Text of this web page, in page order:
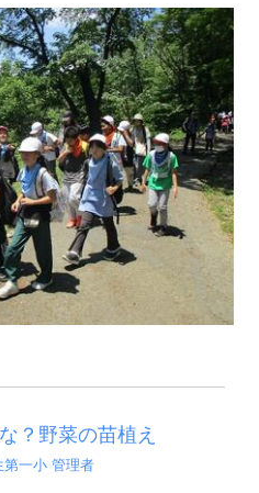
？野菜の苗植え
第一小 管理者